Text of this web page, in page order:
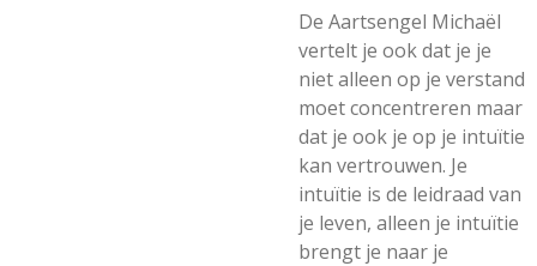
De Aartsengel Michaël
vertelt je ook dat je je
niet alleen op je verstand
moet concentreren maar
dat je ook je op je intuïtie
kan vertrouwen. Je
intuïtie is de leidraad van
je leven, alleen je intuïtie
brengt je naar je